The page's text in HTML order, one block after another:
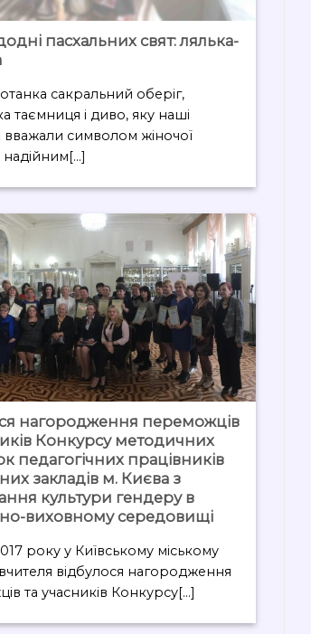
пасхальних свят: лялька-
сакральний оберіг,
таємниця і диво, яку наші
символом жіночої
надійним[...]
нагородження переможців
Конкурсу методичних
педагогічних працівників
закладів м. Києва з
культури гендеру в
виховному середовищі
року у Київському міському
відбулося нагородження
та учасників Конкурсу[...]